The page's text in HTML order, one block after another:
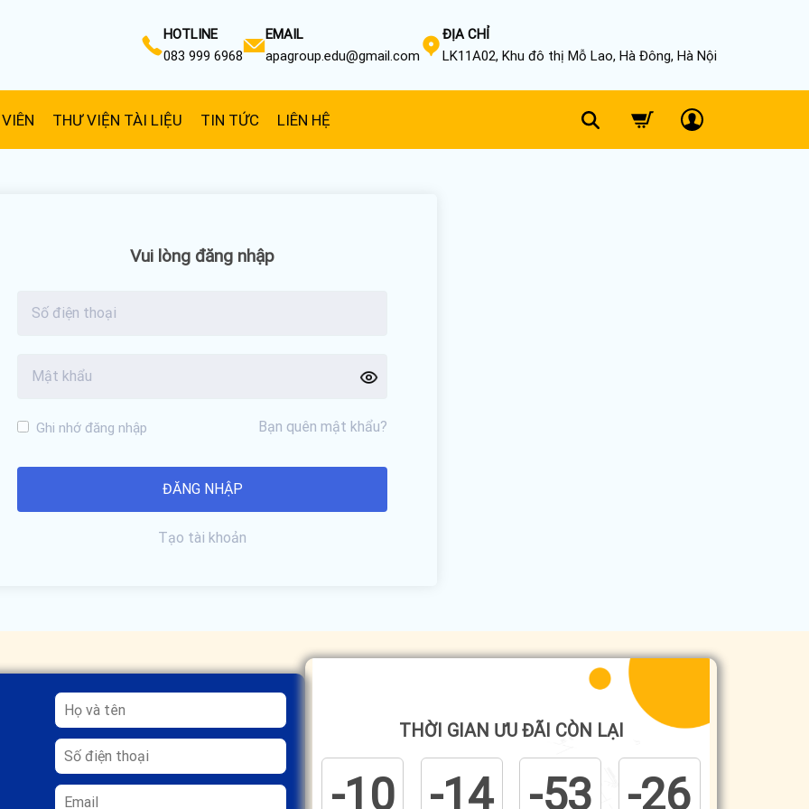
HOTLINE
083 999 6968
EMAIL
apagroup.edu@gmail.com
ĐỊA CHỈ
LK11A02, Khu đô thị Mỗ Lao, Hà Đông, Hà Nội
THƯ VIỆN TÀI LIỆU TIN TỨC LIÊN HỆ
Vui lòng đăng nhập
Ghi nhớ đăng nhập Bạn quên mật khẩu?
Tạo tài khoản
THỜI GIAN ƯU ĐÃI CÒN LẠI
-10 -14 -53 -26